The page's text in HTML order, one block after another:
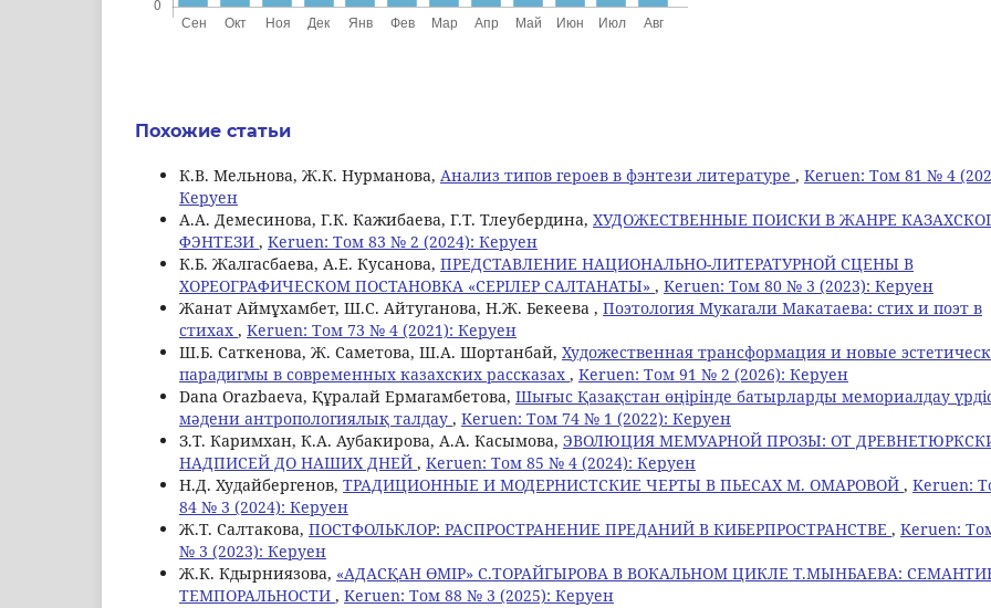
Похожие статьи
К.В. Мельнова, Ж.К. Нурманова, Анализ типов героев в фэнтези литературе , Keruen: Том 81 № 4
Керуен
А.А. Демесинова, Г.К. Кажибаева, Г.Т. Тлеубердина, ХУДОЖЕСТВЕННЫЕ ПОИСКИ В ЖАНРЕ
ФЭНТЕЗИ , Keruen: Том 83 № 2 (2024): Керуен
К.Б. Жалгасбаева, А.Е. Кусанова, ПРЕДСТАВЛЕНИЕ НАЦИОНАЛЬНО-ЛИТЕРАТУРНОЙ СЦЕНЫ В
ХОРЕОГРАФИЧЕСКОМ ПОСТАНОВКА «СЕРІЛЕР САЛТАНАТЫ» , Keruen: Том 80 № 3 (2023): Керуен
Жанат Аймұхамбет, Ш.С. Айтуганова, Н.Ж. Бекеева , Поэтология Мукагали Макатаева: стих и поэт в
стихах , Keruen: Том 73 № 4 (2021): Керуен
Ш.Б. Саткенова, Ж. Саметова, Ш.А. Шортанбай, Художественная трансформация и новые
парадигмы в современных казахских рассказах , Keruen: Том 91 № 2 (2026): Керуен
Dana Orazbaeva, Құралай Ермагамбетова, Шығыс Қазақстан өңірінде батырларды мемориалдау
мәдени антропологиялық талдау , Keruen: Том 74 № 1 (2022): Керуен
З.Т. Каримхан, К.А. Аубакирова, А.А. Касымова, ЭВОЛЮЦИЯ МЕМУАРНОЙ ПРОЗЫ: ОТ
НАДПИСЕЙ ДО НАШИХ ДНЕЙ , Keruen: Том 85 № 4 (2024): Керуен
Н.Д. Худайбергенов, ТРАДИЦИОННЫЕ И МОДЕРНИСТСКИЕ ЧЕРТЫ В ПЬЕСАХ М. ОМАРОВОЙ , Keruen:
84 № 3 (2024): Керуен
Ж.Т. Салтакова, ПОСТФОЛЬКЛОР: РАСПРОСТРАНЕНИЕ ПРЕДАНИЙ В КИБЕРПРОСТРАНСТВЕ , Keruen:
№ 3 (2023): Керуен
Ж.К. Кдырниязова, «АДАСҚАН ӨМІР» С.ТОРАЙГЫРОВА В ВОКАЛЬНОМ ЦИКЛЕ Т.МЫНБАЕВА:
ТЕМПОРАЛЬНОСТИ , Keruen: Том 88 № 3 (2025): Керуен